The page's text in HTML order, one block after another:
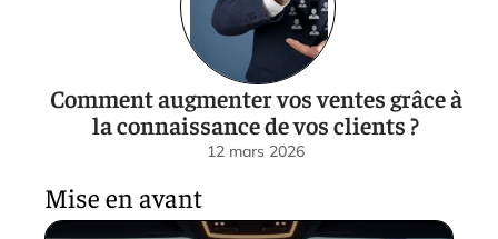
Comment augmenter vos ventes grâce à
la connaissance de vos clients ?
12 mars 2026
Mise en avant